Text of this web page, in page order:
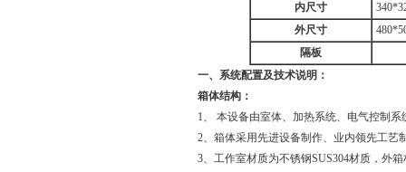
内尺寸
外尺寸
隔板
一、系统配置及技术说明：
箱体结构：
1、 本设备由室体、加热系统、电气控制
2、箱体采用先进设备制作、业内领先工艺
3、工作室材质为不锈钢SUS304材质，外